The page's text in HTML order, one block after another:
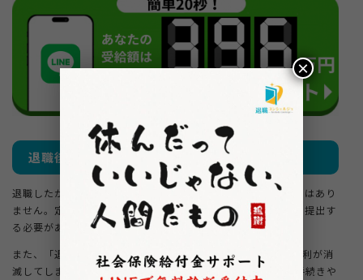
退職後の注意点
退職したからといって、勝手にお金が振り込まれ続けるわけではあり
ません。定期的に医師の診断書を添えて、共済組合へ申請書を提出す
る必要があります。
また、「退職日に1日でも出勤してしまう」と、継続給付の権利が消
滅してしまうという非常に厳しいルールがあります。退職の手続きや
×